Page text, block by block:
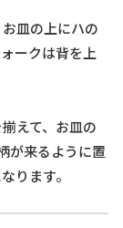
皿の上にハの
ークは背を上
えて、お皿の
が来るように置
ります。